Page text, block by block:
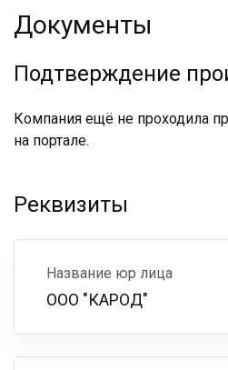
Документы
Подтверждение
Компания ещё не проходила
на портале.
Реквизиты
Название юр лица
ООО "КАРОД"